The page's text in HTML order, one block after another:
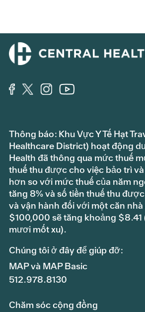
Thông báo: Khu Vực Y Tế Hạt
Healthcare District) hoạt động
Health đã thông qua mức thuế
thuế thu được cho việc bảo trì
hơn so với mức thuế của năm
tăng 8% và số tiền thuế thu
và vận hành đối với một căn
$100,000 sẽ tăng khoảng $8.41
mươi mốt xu).
Chúng tôi ở đây để giúp đỡ:
MAP và MAP Basic
512.978.8130
Chăm sóc cộng đồng